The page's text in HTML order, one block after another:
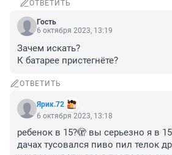
ОТВЕТИТЬ
Гость
6 октября 2023, 13:19
Зачем искать?
К батарее пристегнёте?
ОТВЕТИТЬ
Ярик.72
6 октября 2023, 13:18
ребенок в 15?🫣 вы серьезно я в
дачах тусовался пиво пил телок